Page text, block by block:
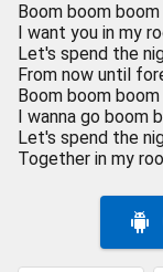
Boom boom
I want you in my
Let's spend the
From now until
Boom boom
I wanna go boom
Let's spend the
Together in my